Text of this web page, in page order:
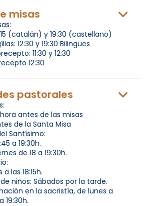
misas
(catalán) y 19:30 (castellano)
12:30 y 19:30 Bilingües
11:30 y 12:30
12:30
pastorales
antes de las misas
de la Santa Misa
Santísimo:
a 19:30h.
de 18 a 19:30h.
las 18:15h.
niños: Sábados por la tarde.
en la sacristía, de lunes a
19:30h.